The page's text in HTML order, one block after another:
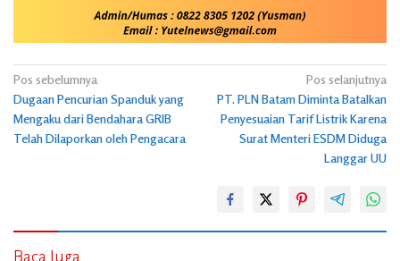
Navigasi
pos
Pos sebelumnya
Dugaan Pencurian Spanduk yang
Mengaku dari Bendahara GRIB
Telah Dilaporkan oleh Pengacara
Pos selanjutnya
PT. PLN Batam Diminta Batalkan
Penyesuaian Tarif Listrik Karena
Surat Menteri ESDM Diduga
Langgar UU
Baca Juga